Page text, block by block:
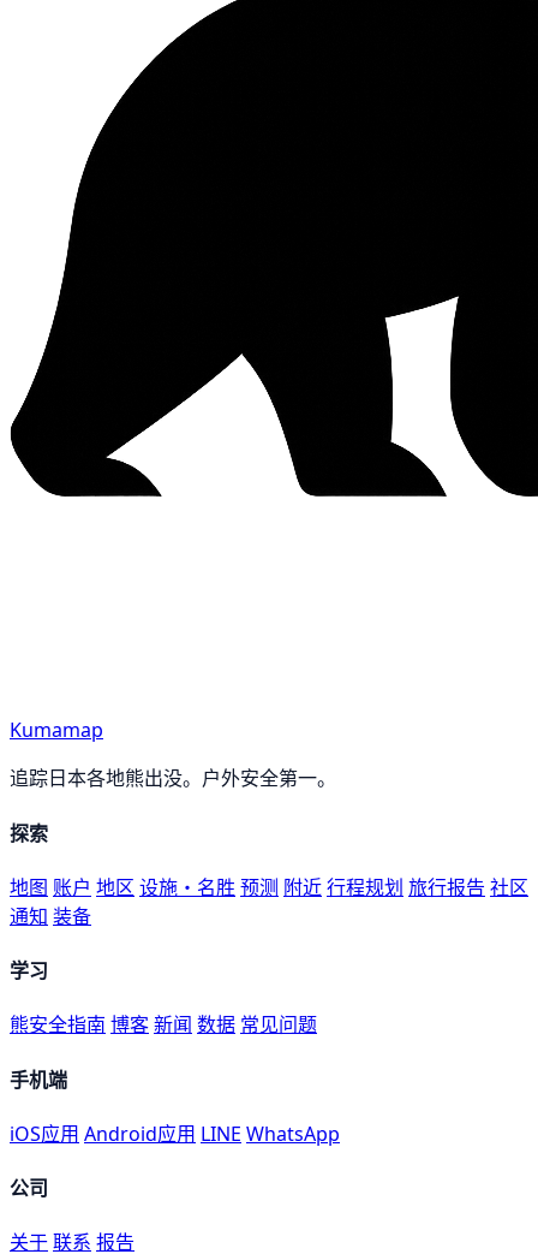
Kumamap
追踪日本各地熊出没。户外安全第一。
探索
地图 账户 地区 设施・名胜 预测 附近行程规划 旅行报告 社区
通知 装备
学习
熊安全指南 博客新闻 数据 常见问题
手机端
iOS应用 Android应用 LINE WhatsApp
公司
关于联系 报告